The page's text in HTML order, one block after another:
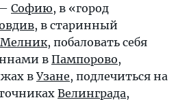
Софию, в «город
, в старинный
Мелник, побаловать себя
в Пампорово,
в Узане, подлечиться на
Велинграда,